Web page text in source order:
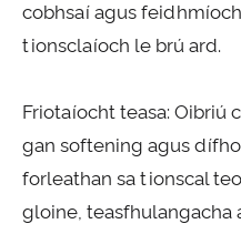
cobhsaí agus
tionsclaíoch le brú ard.
Friotaíocht teasa: Oibriú
gan softening agus
forleathan sa tionscal
gloine, teasfhulangacha